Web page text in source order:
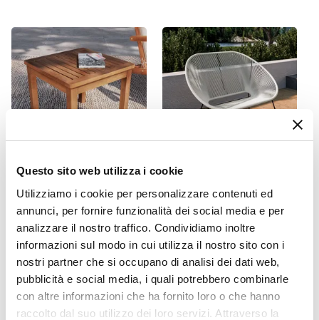
Questo sito web utilizza i cookie
Utilizziamo i cookie per personalizzare contenuti ed
annunci, per fornire funzionalità dei social media e per
analizzare il nostro traffico. Condividiamo inoltre
informazioni sul modo in cui utilizza il nostro sito con i
nostri partner che si occupano di analisi dei dati web,
pubblicità e social media, i quali potrebbero combinarle
con altre informazioni che ha fornito loro o che hanno
raccolto dal suo utilizzo dei loro servizi. Attraverso la
Colore
Grigio
Tessuto
Poliestere
Si
Caratteristiche
Idrorepellente
Tavolino da giardino 50x50
cm in legno di acacia - Paja
€ 44,01
Divano da giardino in
metallo nero rivestito in
corda bianca - Kalimba
€ 64,00